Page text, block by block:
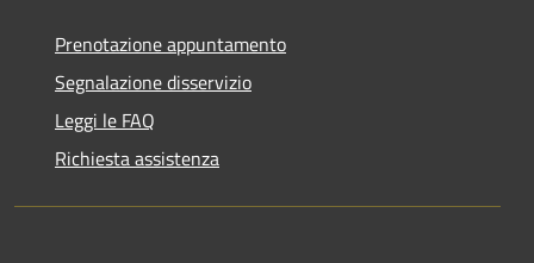
Prenotazione appuntamento
Segnalazione disservizio
Leggi le FAQ
Richiesta assistenza